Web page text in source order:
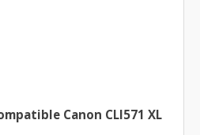
Canon CLI571 XL